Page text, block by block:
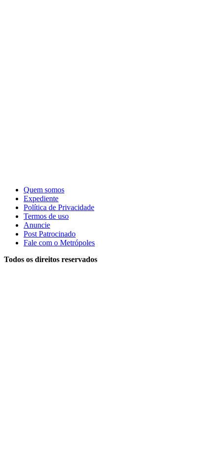
Quem somos
Expediente
Política de Privacidade
Termos de uso
Anuncie
Post Patrocinado
Fale com o Metrópoles
Todos os direitos reservados